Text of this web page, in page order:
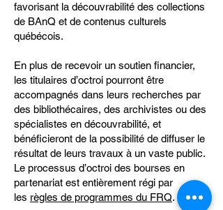
favorisant la découvrabilité des collections
de BAnQ et de contenus culturels
québécois.
En plus de recevoir un soutien financier,
les titulaires d’octroi pourront être
accompagnés dans leurs recherches par
des bibliothécaires, des archivistes ou des
spécialistes en découvrabilité, et
bénéficieront de la possibilité de diffuser le
résultat de leurs travaux à un vaste public.
Le processus d’octroi des bourses en
partenariat est entièrement régi par
les règles de programmes du FRQ.